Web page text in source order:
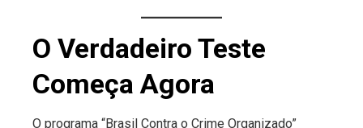
O Verdadeiro Teste
Começa Agora
O programa “Brasil Contra o Crime Organizado”